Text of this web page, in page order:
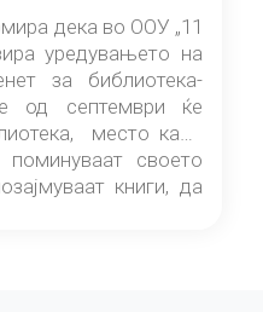
дека во ООУ „11
уредувањето на
за библиотека-
од септември ќе
место каде
своето
книги, да